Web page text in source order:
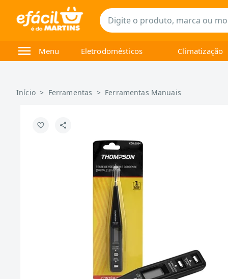
Menu Eletrodomésticos Climatização
Início > Ferramentas > Ferramentas Manuais